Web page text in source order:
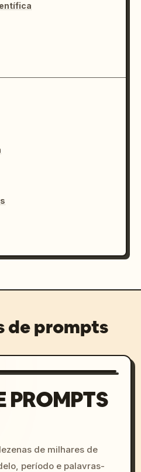
de prompts
PROMPTS
de milhares de
período e palavras-